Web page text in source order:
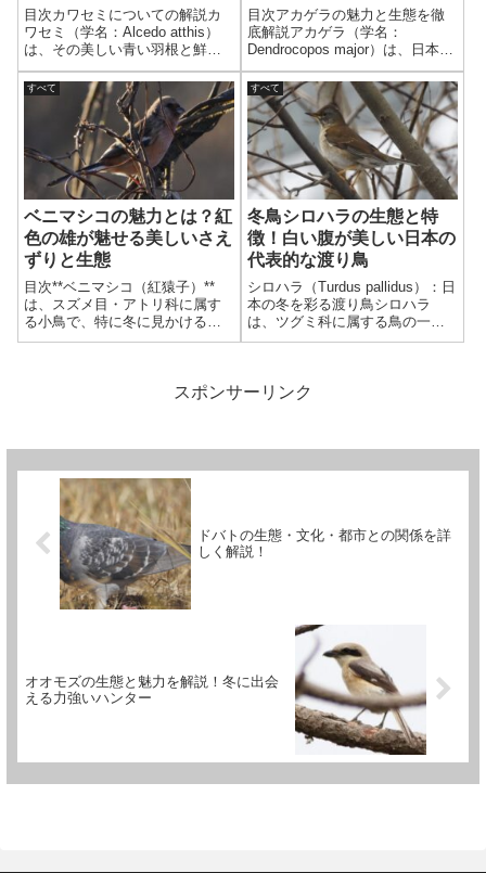
目次カワセミについての解説カ
ワセミ（学名：Alcedo atthis）
は、その美しい青い羽根と鮮や
かなオレンジ色の体で知られる
小型の水辺の鳥です。「水辺の
宝石」とも呼ばれるカワセミ
は、日本だけでなく、ヨーロッ
パ、アジア、アフリカなどの広
範な...
目次アカゲラの魅力と生態を徹
底解説アカゲラ（学名：
Dendrocopos major）は、日本を
代表するキツツキの一種で、そ
の美しい羽毛と特徴的なドラミ
ング（木を叩く音）が魅力の鳥
です。本稿では、アカゲラの基
本的な特徴、生息地、食性、行
動、...
すべて
ベニマシコの魅力とは？紅
色の雄が魅せる美しいさえ
ずりと生態
目次**ベニマシコ（紅猿子）**
は、スズメ目・アトリ科に属す
る小鳥で、特に冬に見かけるこ
とが多いです。その名の通り、
す。ベニマシコは、寒冷地に生
すべて
冬鳥シロハラの生態と特
徴！白い腹が美しい日本の
代表的な渡り鳥
シロハラ（Turdus pallidus）：日
本の冬を彩る渡り鳥シロハラ
は、ツグミ科に属する鳥の一種
で、日本では冬鳥としてよく見
力の一つ。シロハラは都市部の
スポンサーリンク
ドバトの生態・文化・都市との関係を詳
しく解説！
オオモズの生態と魅力を解説！冬に出会
える力強いハンター